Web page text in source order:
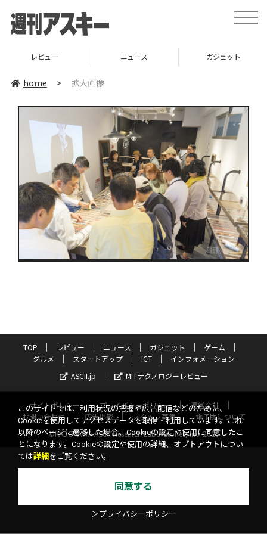
toggle
レビュー ニュース ガジェット
home > 拡大画像
TOP レビュー ニュース ガジェット
ゲーム
グルメ
スタートアップ ICT
インフォメーション
ASCII.jp
MITテクノロジーレビュー
サイトポリシー プライバシーポリシー
運営会社
お問い合わせ
広告掲載 スタッフ募集
電子版について
©KADOKAWA ASCII Research Laboratories, Inc. 2026
このサイトでは、利用状況の把握や広告配信などのために、
Cookieを使用してアクセスデータを取得・利用しています。これ
以降のページに遷移した場合、Cookieの設定や使用に同意したこ
とになります。Cookieの設定や使用の詳細、オプトアウトについ
ては詳細 をご覧ください。
同意する
＞プライバシーポリシー